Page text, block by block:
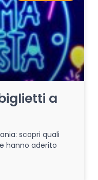
a
scopri quali
hanno aderito